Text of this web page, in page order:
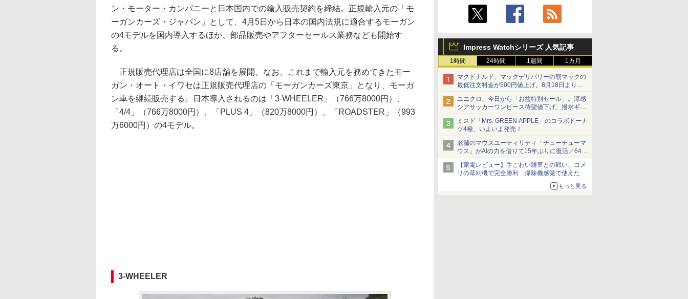
Impress Watchシリーズ 人気記事
1時間 24時間 1週間 1カ月
マクドナルド、マックデリバリーの朝マックの
最低注文料金が500円値上げ。8月18日より
1,500円から受付
ユニクロ、今日から「お盆特別セール」。涼感
シアサッカーワンピース待望値下げ、撥水ギア
ショーツは1990円に
ミスド「Mrs. GREEN APPLE」のコラボドーナ
ツ4種、いよいよ発売！
老舗のマウスユーティリティ「チューチューマ
ウス」がAIの力を借りて15年ぶりに復活／64bit
化、Windows 10/11、「Chrome」も走り回
る。復活記念で2026年末まで500円
【家電レビュー】手ごわい雑草との戦い、コメ
リの草刈機で完全勝利 掃除機感覚で使えた
もっと見る
ン・モーター・カンパニーと日本国内での輸入販売契約を締結。正規輸入元の「モ
ーガンカーズ・ジャパン」として、4月5日から日本の国内法規に適合するモーガン
の4モデルを国内導入するほか、部品販売やアフターセールス業務なども開始す
る。
正規販売代理店は全国に8店舗を展開。なお、これまで輸入元を務めてきたモー
ガン・オート・イワセは正規販売代理店の「モーガンカーズ東京」となり、モーガ
ン車を継続販売する。日本導入されるのは「3-WHEELER」（766万8000円）、
「4/4」（766万8000円）、「PLUS 4」（820万8000円）、「ROADSTER」（993
万6000円）の4モデル。
3-WHEELER